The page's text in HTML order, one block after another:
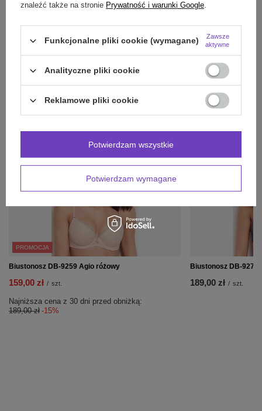
Zadaj pytanie a my odpowiemy niezwłocznie,
najciekawsze pytania i odpowiedzi publikując
Zadaj pytanie
INNE PRODUKTY
PRODUCENTA:
PROMOCJA
Biustonosz DB-9259 Agio różowy
159,00 zł / szt.
Najniższa cena z 30 dni przed obniżką:
189,00 zł -15%
Biustonosz DB-9272
189,00 zł / szt.
znaleźć także na stronie Prywatność i warunki Google.
Funkcjonalne pliki cookie (wymagane)
Zawsze
aktywne
Analityczne pliki cookie
Reklamowe pliki cookie
Potwierdzam wymagane
Potwierdzam wszystkie